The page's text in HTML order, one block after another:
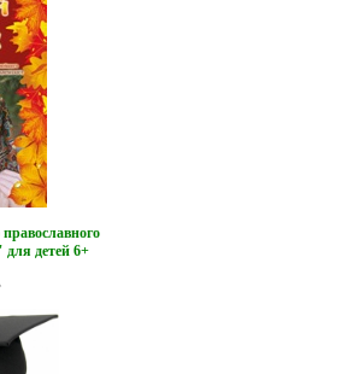
для детей 6+